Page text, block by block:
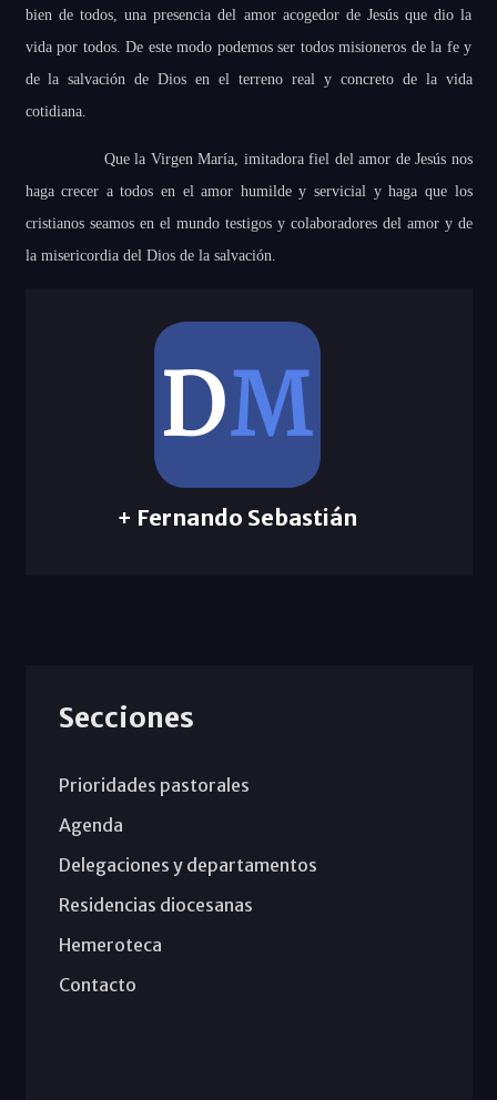
bien de todos, una presencia del amor acogedor de Jesús que dio la
vida por todos. De este modo podemos ser todos misioneros de la fe y
de la salvación de Dios en el terreno real y concreto de la vida
cotidiana.
Que la Virgen María, imitadora fiel del amor de Jesús nos
haga crecer a todos en el amor humilde y servicial y haga que los
cristianos seamos en el mundo testigos y colaboradores del amor y de
la misericordia del Dios de la salvación.
+ Fernando Sebastián
Secciones
Prioridades pastorales
Agenda
Delegaciones y departamentos
Residencias diocesanas
Hemeroteca
Contacto